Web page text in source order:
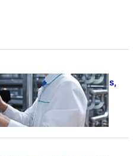
em máquinas novas,
tecnológica avança